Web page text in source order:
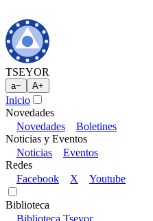
TSEYOR
a− A+
Inicio
Novedades
Novedades
Boletines
Noticias y Eventos
Noticias
Eventos
Redes
Facebook
X Youtube
Biblioteca
Biblioteca Tseyor